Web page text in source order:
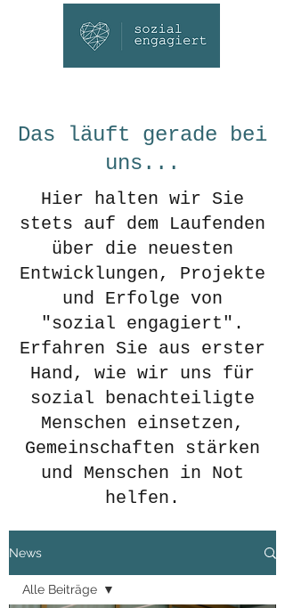
Das läuft gerade bei
uns...
Hier halten wir Sie
stets auf dem Laufenden
über die neuesten
Entwicklungen, Projekte
und Erfolge von
"sozial engagiert".
Erfahren Sie aus erster
Hand, wie wir uns für
sozial benachteiligte
Menschen einsetzen,
Gemeinschaften stärken
und Menschen in Not
helfen.
News
Alle Beiträge